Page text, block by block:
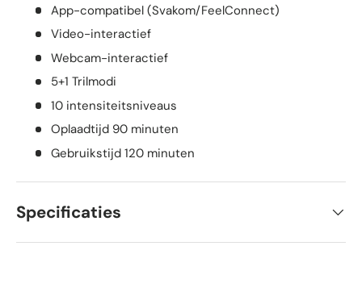
App-compatibel (Svakom/FeelConnect)
Video-interactief
Webcam-interactief
5+1 Trilmodi
10 intensiteitsniveaus
Oplaadtijd 90 minuten
Gebruikstijd 120 minuten
Specificaties